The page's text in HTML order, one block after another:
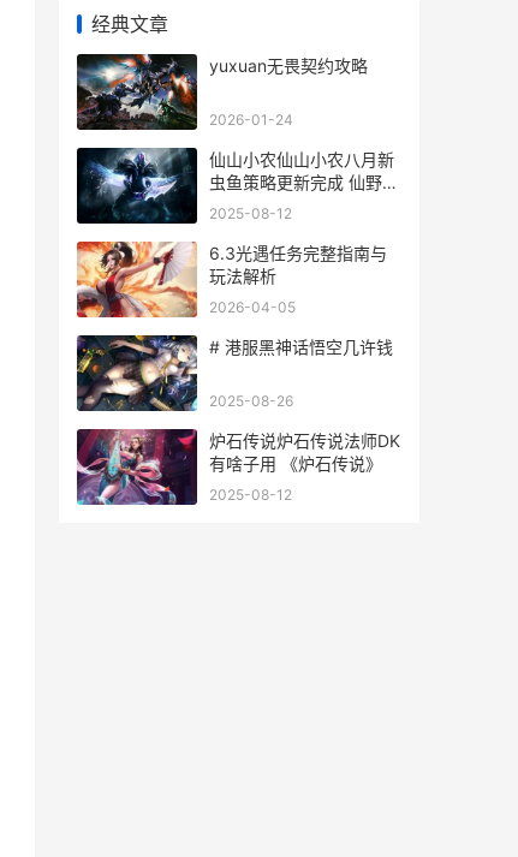
经典文章
yuxuan无畏契约攻略
2026-01-24
仙山小农仙山小农八月新
虫鱼策略更新完成 仙野小
仙农
2025-08-12
6.3光遇任务完整指南与
玩法解析
2026-04-05
# 港服黑神话悟空几许钱
2025-08-26
炉石传说炉石传说法师DK
有啥子用 《炉石传说》
2025-08-12